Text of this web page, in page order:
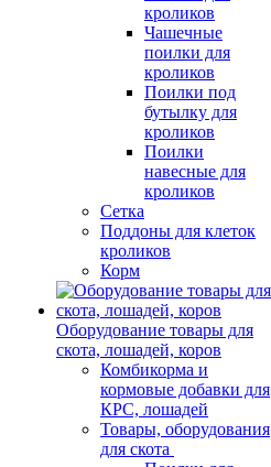
кроликов
Чашечные
поилки для
кроликов
Поилки под
бутылку для
кроликов
Поилки
навесные для
кроликов
Сетка
Поддоны для клеток
кроликов
Корм
Оборудование товары для
скота, лошадей, коров
Комбикорма и
кормовые добавки для
КРС, лошадей
Товары, оборудования
для скота